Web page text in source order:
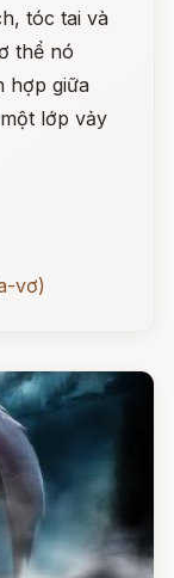
tóc tai và
thể nó
hợp giữa
lớp vảy
vơ)